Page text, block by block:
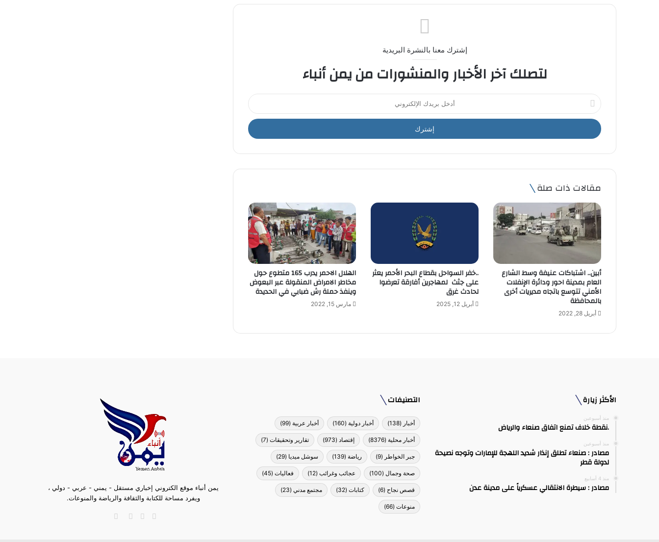
إشترك معنا بالنشرة البريدية
لتصلك آخر الأخبار والمنشورات من يمن أنباء
أ
د
خ
ل
د
ا
إ
ت
و
ن
ي
مقالات ذات صلة
أبين.. اشتباكات عنيفة وسط الشارع
العام بمدينة احور ودائرة الإنفلات
الأمني تتوسع باتجاه مديريات أخرى
بالمحافظة
أبريل 28, 2022
..خفر السواحل بقطاع البحر الأحمر يعثر
على جثث لمهاجرين أفارقة تعرضوا
لحادث غرق
أبريل 12, 2025
الهلال الاحمر يدرب 165 متطوع حول
مخاطر الامراض المنقولة عبر البعوض
وينفذ حملة رش ضبابي في الحديدة
مارس 15, 2022
الأكثر زيارة
منذ أسبوعين
.نقطة خلاف تمنع اتفاق صنعاء والرياض
منذ أسبوعين
مصادر : صنعاء تطلق إنذار شديد اللهجة للإمارات وتوجه نصيحة
لدولة قطر
منذ 4 أسابيع
مصادر : سيطرة الانتقالي عسكرياً على مدينة عدن
التصنيفات
أخبار (138) أخبار دولية(160) أخبار عربية(99)
أخبار محلية(8376) إقتصاد (973) تقارير وتحقيقات(7)
جبر الخواطر (9) رياضة(139) سوشل ميديا (29)
صحة وجمال (100) عجائب وغرائب(12) فعاليات(45)
قصص نجاح (6) كتابات(32) مجتمع مدني(23)
منوعات(66)
يمن أنباء موقع الكتروني إخباري مستقل - يمني - عربي - دولي ،
ويفرد مساحة للكتابة والثقافة والرياضة والمنوعات.
فيسبوك
تويتر تيلقرام